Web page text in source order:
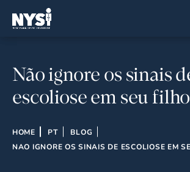
Não ignore os sinais
escoliose em seu filho
HOME PT
BLOG
NAO IGNORE OS SINAIS DE ESCOLIOSE EM